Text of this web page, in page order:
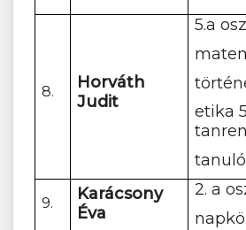
8.
Horváth
Judit
5.a
etika
9.
Karácsony
Éva
2. a